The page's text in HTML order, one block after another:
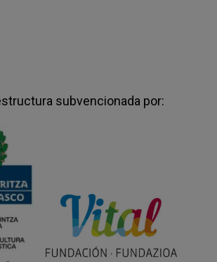
subvencionada por: